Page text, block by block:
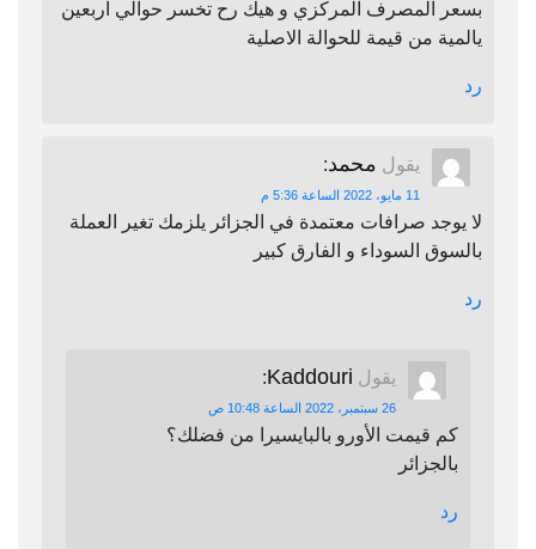
بسعر المصرف المركزي و هيك رح تخسر حوالي اربعين
يالمية من قيمة للحوالة الاصلية
رد
يقول محمد:
11 مايو، 2022 الساعة 5:36 م
لا يوجد صرافات معتمدة في الجزائر يلزمك تغير العملة
بالسوق السوداء و الفارق كبير
رد
يقول Kaddouri
:
26 سبتمبر، 2022 الساعة 10:48 ص
كم قيمت الأورو بالبايسيرا من فضلك؟
بالجزائر
رد